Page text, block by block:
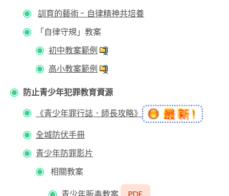
訓育的藝術- 自律精神共培養
「自律守規」教案
初中教案範例
高小教案範例
防止青少年犯罪教育資源
《青少年罪行誌．師長攻略》
全城防伏手冊
青少年防罪影片
相關教案